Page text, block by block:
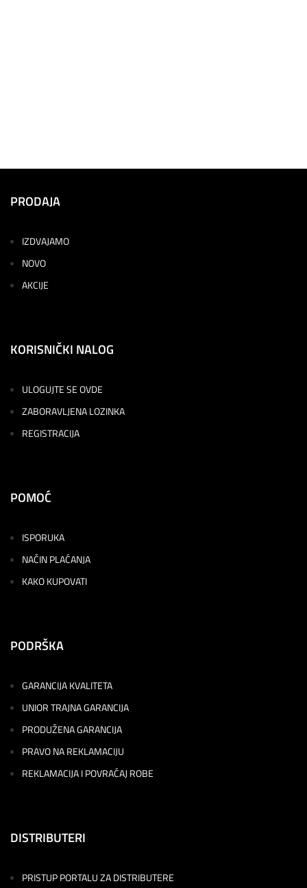
PRODAJA
IZDVAJAMO
NOVO
AKCIJE
KORISNIČKI NALOG
ULOGUJTE SE OVDE
ZABORAVLJENA LOZINKA
REGISTRACIJA
POMOĆ
ISPORUKA
NAČIN PLAĆANJA
KAKO KUPOVATI
PODRŠKA
GARANCIJA KVALITETA
UNIOR TRAJNA GARANCIJA
PRODUŽENA GARANCIJA
PRAVO NA REKLAMACIJU
REKLAMACIJA I POVRAĆAJ ROBE
DISTRIBUTERI
PRISTUP PORTALU ZA DISTRIBUTERE